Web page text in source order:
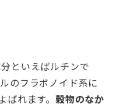
といえばルチンで
のフラボノイド系に
れます。 穀物のなか